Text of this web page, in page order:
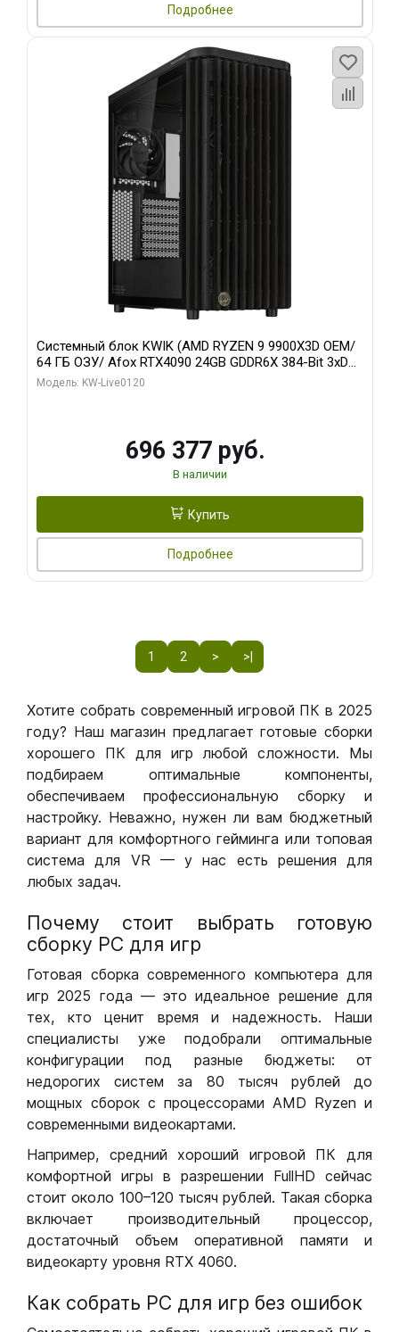
Подробнее
Системный блок KWIK (AMD RYZEN 9 9900X3D OEM/
64 ГБ ОЗУ/ Afox RTX4090 24GB GDDR6X 384-Bit 3xDP
HDMI ATX Turbo/ 1 ТБ SSD)
Модель: KW-Live0120
696 377 руб.
В наличии
Купить
Подробнее
1 2 > >|
Хотите собрать современный игровой ПК в 2025
году? Наш магазин предлагает готовые сборки
хорошего ПК для игр любой сложности. Мы
подбираем оптимальные компоненты,
обеспечиваем профессиональную сборку и
настройку. Неважно, нужен ли вам бюджетный
вариант для комфортного гейминга или топовая
система для VR — у нас есть решения для
любых задач.
Почему стоит выбрать готовую
сборку РС для игр
Готовая сборка современного компьютера для
игр 2025 года — это идеальное решение для
тех, кто ценит время и надежность. Наши
специалисты уже подобрали оптимальные
конфигурации под разные бюджеты: от
недорогих систем за 80 тысяч рублей до
мощных сборок с процессорами AMD Ryzen и
современными видеокартами.
Например, средний хороший игровой ПК для
комфортной игры в разрешении FullHD сейчас
стоит около 100–120 тысяч рублей. Такая сборка
включает производительный процессор,
достаточный объем оперативной памяти и
видеокарту уровня RTX 4060.
Как собрать РС для игр без ошибок